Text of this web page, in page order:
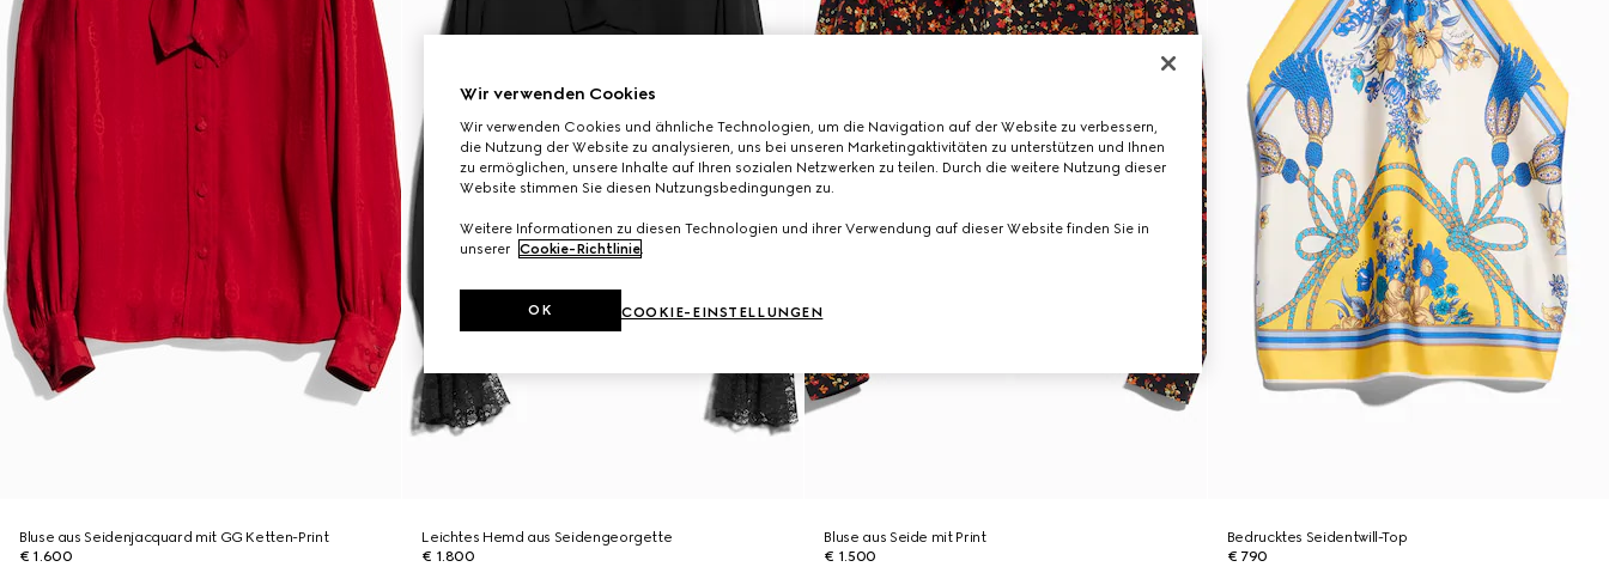
Bluse aus Seidenjacquard mit GG Ketten-Print
€ 1.600
Leichtes Hemd aus Seidengeorgette
€ 1.800
Bluse aus Seide mit Print
€ 1.500
Bedrucktes Seidentwill-Top
€ 790
Wir verwenden Cookies
Wir verwenden Cookies und ähnliche Technologien, um die Navigation auf der Website zu verbessern,
die Nutzung der Website zu analysieren, uns bei unseren Marketingaktivitäten zu unterstützen und Ihnen
zu ermöglichen, unsere Inhalte auf Ihren sozialen Netzwerken zu teilen. Durch die weitere Nutzung dieser
Website stimmen Sie diesen Nutzungsbedingungen zu.
Weitere Informationen zu diesen Technologien und ihrer Verwendung auf dieser Website finden Sie in
unserer Cookie-Richtlinie.
COOKIE-EINSTELLUNGEN
OK